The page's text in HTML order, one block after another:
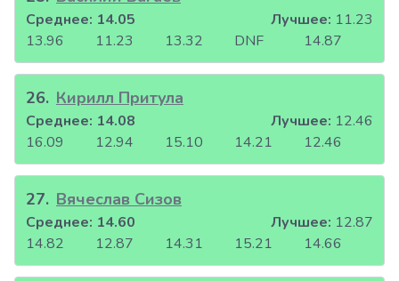
13.96 11.23 13.32 DNF 14.87
Среднее: 14.05 Лучшее: 11.23
26. Кирилл Притула
16.09 12.94 15.10 14.21 12.46
Среднее: 14.08 Лучшее: 12.46
27. Вячеслав Сизов
14.82 12.87 14.31 15.21 14.66
Среднее: 14.60 Лучшее: 12.87